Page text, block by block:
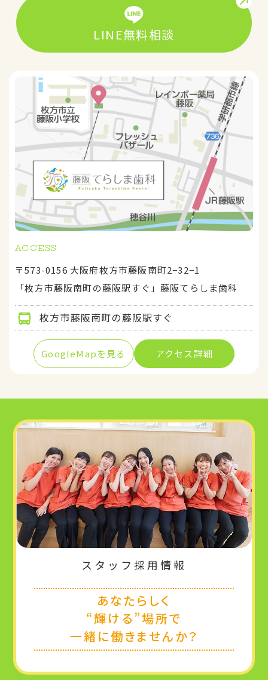
LINE無料相談
ACCESS
〒573-0156 大阪府枚方市藤阪南町2−32−1
「枚方市藤阪南町の藤阪駅すぐ」藤阪てらしま歯科
枚方市藤阪南町の藤阪駅すぐ
GoogleMapを見る アクセス詳細
スタッフ採用情報
あなたらしく
“輝ける”場所で
一緒に働きませんか？